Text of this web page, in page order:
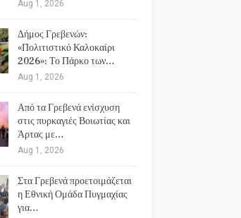
Aug 1, 2026
Δήμος Γρεβενών:
«Πολιτιστικό Καλοκαίρι
2026»: Το Πάρκο των…
Aug 1, 2026
Από τα Γρεβενά ενίσχυση
στις πυρκαγιές Βοιωτίας και
Άρτας με…
Aug 1, 2026
Στα Γρεβενά προετοιμάζεται
η Εθνική Ομάδα Πυγμαχίας
για…